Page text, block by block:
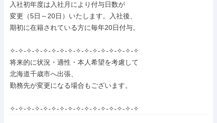
入社初年度は入社月により付与日数が
変更（5日～20日）いたします。入社後、
期初に在籍されている方に毎年20日付与。
✧-✧-✧-✧-✧-✧-✧-✧-✧-✧-✧-✧-✧-✧-✧-✧
将来的に状況・適性・本人希望を考慮して
北海道千歳市へ出張、
勤務先が変更になる場合もございます。
✧-✧-✧-✧-✧-✧-✧-✧-✧-✧-✧-✧-✧-✧-✧-✧